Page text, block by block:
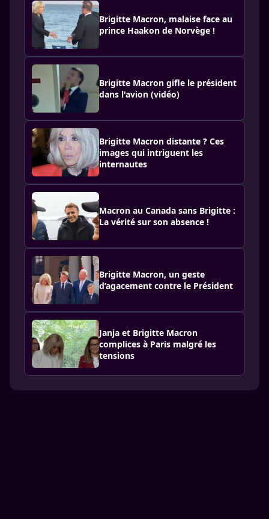
Brigitte Macron, malaise face au
prince Haakon de Norvège !
Brigitte Macron gifle le président
dans l'avion (vidéo)
Brigitte Macron distante ? Ces
images qui intriguent les
internautes
Macron au Canada sans Brigitte :
La vérité sur son absence !
Brigitte Macron, un geste
d’agacement contre le Président
Janja et Brigitte Macron
complices à Paris malgré les
tensions